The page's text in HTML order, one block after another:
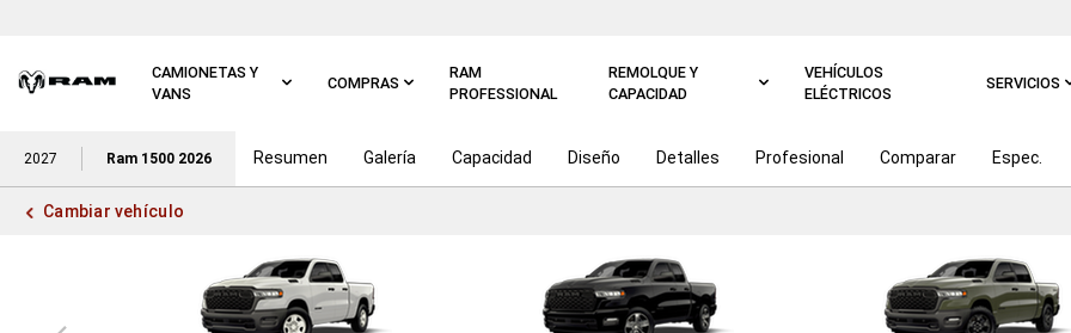
CAMIONETAS Y
VANS
COMPRAS
RAM
PROFESSIONAL
REMOLQUE Y
CAPACIDAD
VEHÍCULOS
ELÉCTRICOS
SERVICIOS
2027 Ram 1500 2026 Resumen Galería Capacidad Diseño Detalles Profesional Comparar Espec.
Cambiar vehículo